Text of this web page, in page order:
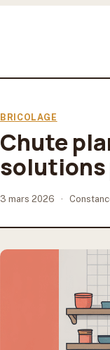
BRICOLAGE
Chute
solutions
3 mars 2026 ·